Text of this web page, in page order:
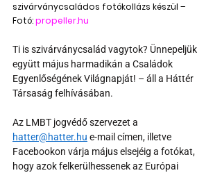
szivárványcsaládos fotókollázs készül –
Fotó: propeller.hu
Ti is szivárványcsalád vagytok? Ünnepeljük
együtt május harmadikán a Családok
Egyenlőségének Világnapját! – áll a Háttér
Társaság felhívásában.
Az LMBT jogvédő szervezet a
hatter@hatter.hu e-mail címen, illetve
Facebookon várja május elsejéig a fotókat,
hogy azok felkerülhessenek az Európai